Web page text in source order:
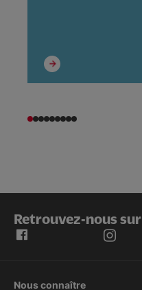
Retrouvez-nous sur
Nous connaître